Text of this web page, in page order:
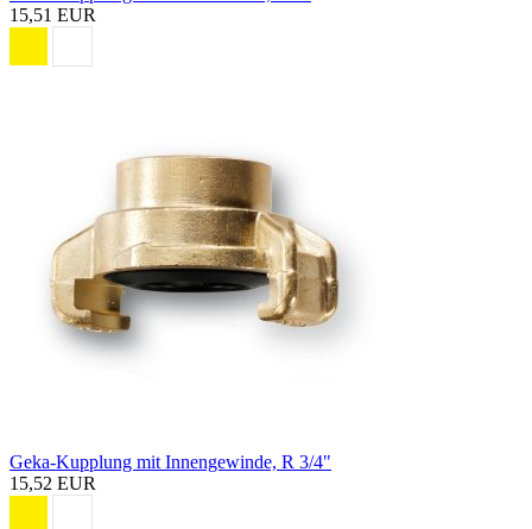
15,51 EUR
Geka-Kupplung mit Innengewinde, R 3/4"
15,52 EUR